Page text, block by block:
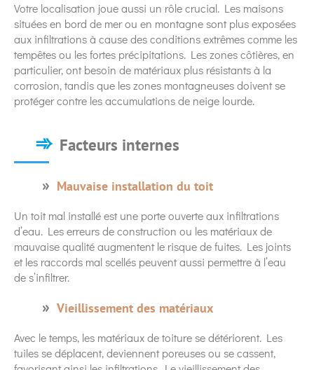
Votre localisation joue aussi un rôle crucial. Les maisons
situées en bord de mer ou en montagne sont plus exposées
aux infiltrations à cause des conditions extrêmes comme les
tempêtes ou les fortes précipitations. Les zones côtières, en
particulier, ont besoin de matériaux plus résistants à la
corrosion, tandis que les zones montagneuses doivent se
protéger contre les accumulations de neige lourde.
Facteurs internes
Mauvaise installation du toit
Un toit mal installé est une porte ouverte aux infiltrations
d’eau. Les erreurs de construction ou les matériaux de
mauvaise qualité augmentent le risque de fuites. Les joints
et les raccords mal scellés peuvent aussi permettre à l’eau
de s’infiltrer.
Vieillissement des matériaux
Avec le temps, les matériaux de toiture se détériorent. Les
tuiles se déplacent, deviennent poreuses ou se cassent,